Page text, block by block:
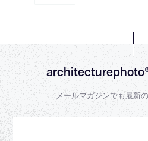
メールマガジンでも最新